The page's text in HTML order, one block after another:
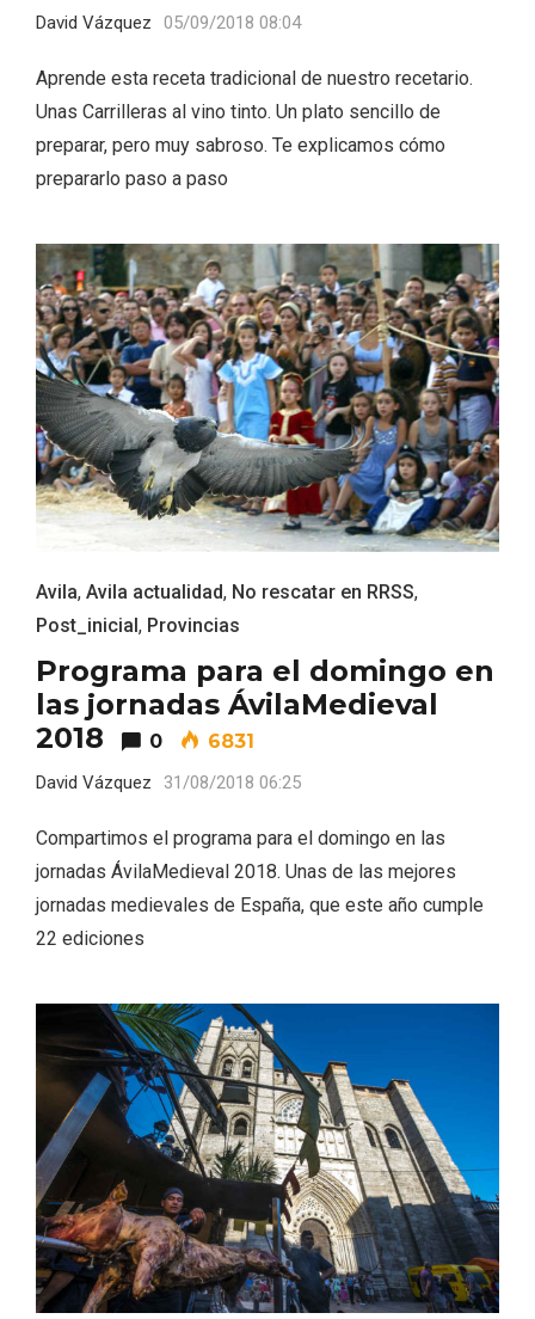
David Vázquez 05/09/2018 08:04
Aprende esta receta tradicional de nuestro recetario.
Unas Carrilleras al vino tinto. Un plato sencillo de
preparar, pero muy sabroso. Te explicamos cómo
prepararlo paso a paso
Avila, Avila actualidad, No rescatar en RRSS,
Post_inicial , Provincias
Programa para el domingo en
las jornadas ÁvilaMedieval
2018
0 6831
David Vázquez 31/08/2018 06:25
Compartimos el programa para el domingo en las
jornadas ÁvilaMedieval 2018. Unas de las mejores
jornadas medievales de España, que este año cumple
22 ediciones
El Cronicón de Oña sale a la calle
Conciertos gratuitos del coro Wetherby
Preparatory School en Ávila y Salamanca